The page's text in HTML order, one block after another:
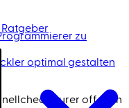
Ratgeber
zu
optimal gestalten
eurer offenen